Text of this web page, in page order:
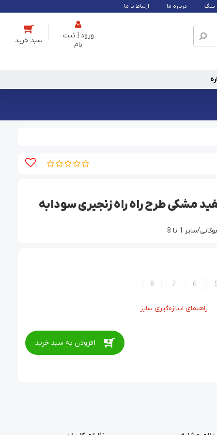
بلاگ درباره ما ارتباط با ما
ورود | ثبت
نام
مشکی طرح راه راه زنجیری سودابه
1 تا 8
6
7
8
راهنمای اندازه‌گیری سایز
افزودن به سبد خرید